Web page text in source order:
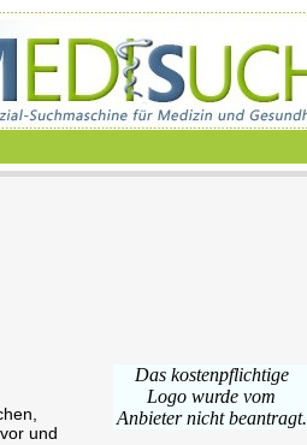
vor und
Das kostenpflichtige
Logo wurde vom
Anbieter nicht beantragt.